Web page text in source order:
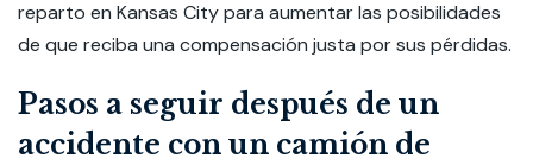
reparto en Kansas City para aumentar las posibilidades
de que reciba una compensación justa por sus pérdidas.
Pasos a seguir después de un
accidente con un camión de